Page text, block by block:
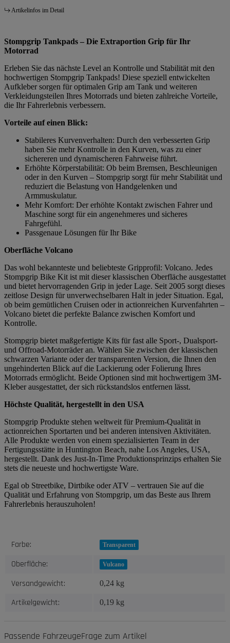
Artikelinfos im Detail
Stompgrip Tankpads – Die Extraportion Grip für Ihr
Motorrad
Erleben Sie das nächste Level an Kontrolle und Stabilität mit den
hochwertigen Stompgrip Tankpads! Diese speziell entwickelten
Aufkleber sorgen für optimalen Grip am Tank und weiteren
Verkleidungsteilen Ihres Motorrads und bieten zahlreiche Vorteile,
die Ihr Fahrerlebnis verbessern.
Vorteile auf einen Blick:
Stabileres Kurvenverhalten: Durch den verbesserten Grip
haben Sie mehr Kontrolle in den Kurven, was zu einer
sichereren und dynamischeren Fahrweise führt.
Erhöhte Körperstabilität: Ob beim Bremsen, Beschleunigen
oder in den Kurven – Stompgrip sorgt für mehr Stabilität und
reduziert die Belastung von Handgelenken und
Armmuskulatur.
Mehr Komfort: Der erhöhte Kontakt zwischen Fahrer und
Maschine sorgt für ein angenehmeres und sicheres
Fahrgefühl.
Passgenaue Lösungen für Ihr Bike
Oberfläche Volcano
Das wohl bekannteste und beliebteste Gripprofil: Volcano. Jedes
Stompgrip Bike Kit ist mit dieser klassischen Oberfläche ausgestattet
und bietet hervorragenden Grip in jeder Lage. Seit 2005 sorgt dieses
zeitlose Design für unverwechselbaren Halt in jeder Situation. Egal,
ob beim gemütlichen Cruisen oder in actionreichen Kurvenfahrten –
Volcano bietet die perfekte Balance zwischen Komfort und
Kontrolle.
Stompgrip bietet maßgefertigte Kits für fast alle Sport-, Dualsport-
und Offroad-Motorräder an. Wählen Sie zwischen der klassischen
schwarzen Variante oder der transparenten Version, die Ihnen den
ungehinderten Blick auf die Lackierung oder Folierung Ihres
Motorrads ermöglicht. Beide Optionen sind mit hochwertigem 3M-
Kleber ausgestattet, der sich rückstandslos entfernen lässt.
Höchste Qualität, hergestellt in den USA
Stompgrip Produkte stehen weltweit für Premium-Qualität in
actionreichen Sportarten und bei anderen intensiven Aktivitäten.
Alle Produkte werden von einem spezialisierten Team in der
Fertigungsstätte in Huntington Beach, nahe Los Angeles, USA,
hergestellt. Dank des Just-In-Time Produktionsprinzips erhalten Sie
stets die neueste und hochwertigste Ware.
Egal ob Streetbike, Dirtbike oder ATV – vertrauen Sie auf die
Qualität und Erfahrung von Stompgrip, um das Beste aus Ihrem
Fahrerlebnis herauszuholen!
Produkteigenschaft
Wert
Farbe: Transparent
Oberfläche: Vulcano
Versandgewicht: 0,24 kg
Artikelgewicht: 0,19 kg
Passende FahrzeugeFrage zum Artikel